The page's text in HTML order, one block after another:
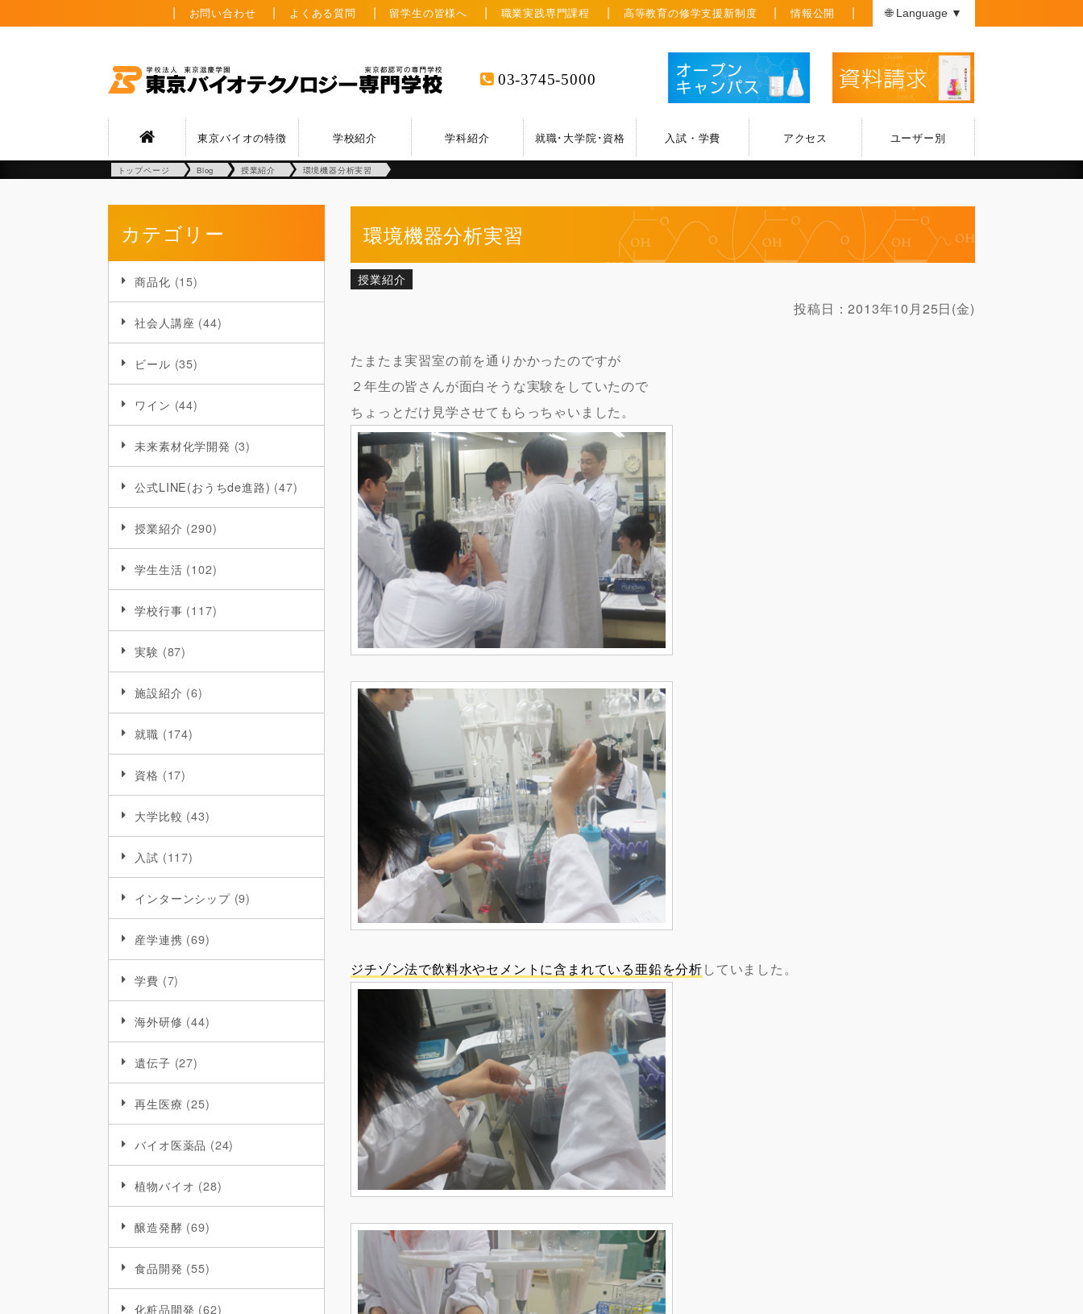
お問い合わせ よくある質問 留学生の皆様へ 職業実践専門課程 高等教育の修学支援新制度 情報公開 🌐 Language ▼
03-3745-5000
東京バイオの特徴 学校紹介 学科紹介 就職･大学院･資格 入試・学費 アクセス ユーザー別
トップページ Blog 授業紹介 環境機器分析実習
カテゴリー
商品化 (15)
社会人講座 (44)
ビール (35)
ワイン (44)
未来素材化学開発 (3)
公式LINE(おうちde進路) (47)
授業紹介 (290)
学生生活 (102)
学校行事 (117)
実験 (87)
施設紹介 (6)
就職 (174)
資格 (17)
大学比較 (43)
入試 (117)
インターンシップ(9)
産学連携 (69)
学費 (7)
海外研修 (44)
遺伝子 (27)
再生医療 (25)
バイオ医薬品 (24)
植物バイオ (28)
醸造発酵 (69)
食品開発 (55)
化粧品開発 (62)
環境機器分析実習
授業紹介
投稿日：2013年10月25日(金)
たまたま実習室の前を通りかかったのですが
２年生の皆さんが面白そうな実験をしていたので
ちょっとだけ見学させてもらっちゃいました。
ジチゾン法で飲料水やセメントに含まれている亜鉛を分析していました。